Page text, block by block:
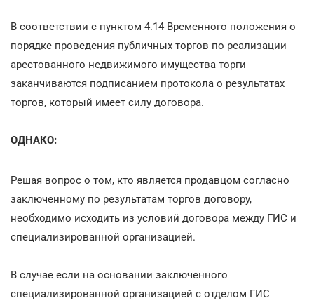
В соответствии с пунктом 4.14 Временного положения о
порядке проведения публичных торгов по реализации
арестованного недвижимого имущества торги
заканчиваются подписанием протокола о результатах
торгов, который имеет силу договора.
ОДНАКО:
Решая вопрос о том, кто является продавцом согласно
заключенному по результатам торгов договору,
необходимо исходить из условий договора между ГИС и
специализированной организацией.
В случае если на основании заключенного
специализированной организацией с отделом ГИС